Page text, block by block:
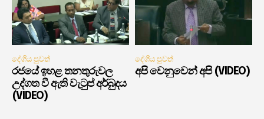
දේශීය පුවත්
රජයේ ඉහළ තනතුරුවල
උද්ගත වී ඇති වැටුප් අර්බුදය
(VIDEO)
දේශීය පුවත්
අපි වෙනුවෙන් අපි (VIDEO)